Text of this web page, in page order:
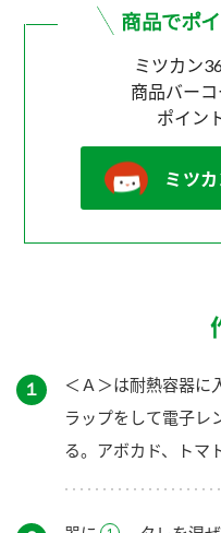
ミツカン
商品バー
ポイン
ミツ
１
＜Ａ＞は耐熱容器に
ラップをして電子レ
る。アボカド、トマ